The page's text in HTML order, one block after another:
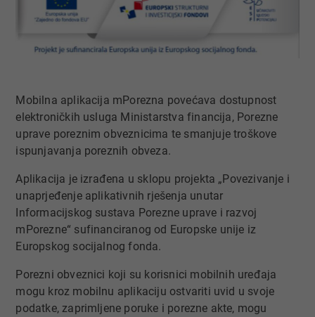
Mobilna aplikacija mPorezna povećava dostupnost
elektroničkih usluga Ministarstva financija, Porezne
uprave poreznim obveznicima te smanjuje troškove
ispunjavanja poreznih obveza.
Aplikacija je izrađena u sklopu projekta „Povezivanje i
unaprjeđenje aplikativnih rješenja unutar
Informacijskog sustava Porezne uprave i razvoj
mPorezne“ sufinanciranog od Europske unije iz
Europskog socijalnog fonda.
Porezni obveznici koji su korisnici mobilnih uređaja
mogu kroz mobilnu aplikaciju ostvariti uvid u svoje
podatke, zaprimljene poruke i porezne akte, mogu